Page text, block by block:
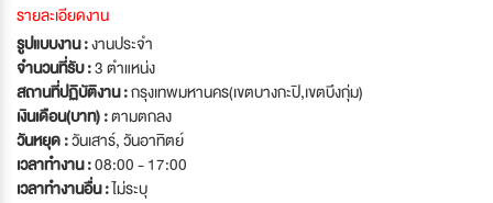
รายละเอียดงาน
รูปแบบงาน :งานประจำ
จำนวนที่รับ :3 ตำแหน่ง
สถานที่ปฏิบัติงาน :กรุงเทพมหานคร(เขตบางกะปิ,เขตบึงกุ่ม)
เงินเดือน(บาท) :ตามตกลง
วันหยุด :วันเสาร์,วันอาทิตย์
เวลาทำงาน :08:00 - 17:00
เวลาทำงานอื่น :ไม่ระบุ